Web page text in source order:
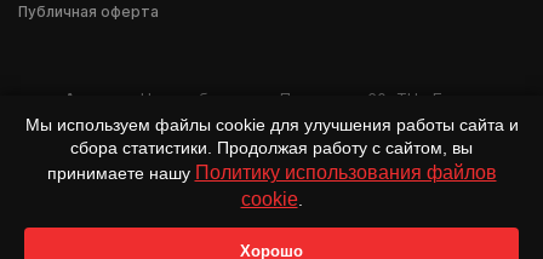
Публичная оферта
Адрес: г. Новосибирск ул. Писарева, 60 ТЦ «Баzа»
*Деятельность компании Meta Inc. и её продуктов Instagram, Facebook и др.
признана в России экстремистской и запрещена.
Мы используем файлы cookie для улучшения работы сайта и
сбора статистики. Продолжая работу с сайтом, вы
принимаете нашу Политику использования файлов
cookie.
Хорошо